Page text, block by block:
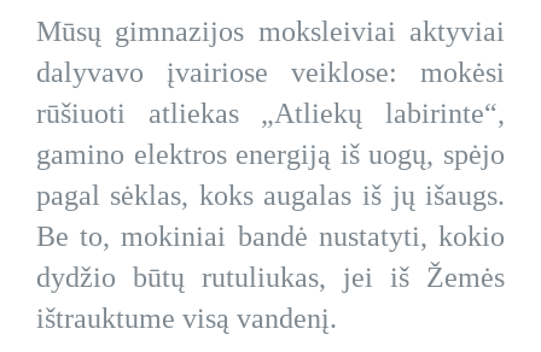
Mūsų gimnazijos moksleiviai aktyviai
dalyvavo įvairiose veiklose: mokėsi
rūšiuoti atliekas „Atliekų labirinte“,
gamino elektros energiją iš uogų, spėjo
pagal sėklas, koks augalas iš jų išaugs.
Be to, mokiniai bandė nustatyti, kokio
dydžio būtų rutuliukas, jei iš Žemės
ištrauktume visą vandenį.